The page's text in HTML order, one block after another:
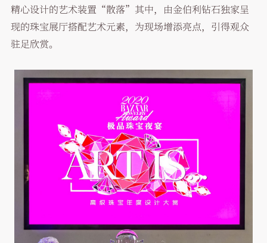
精心设计的艺术装置“散落”其中，由金伯利钻石独家呈
现的珠宝展厅搭配艺术元素，为现场增添亮点，引得观众
驻足欣赏。